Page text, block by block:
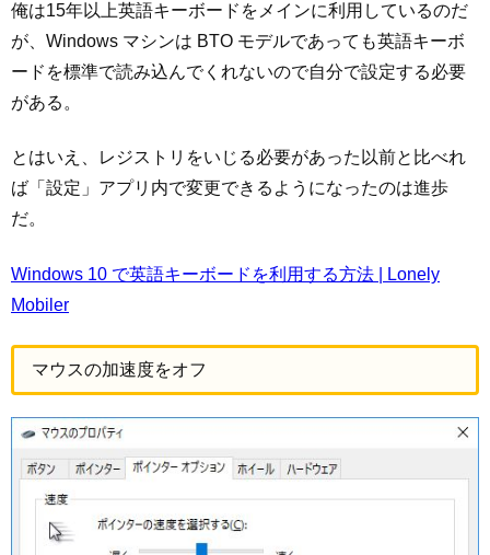
俺は15年以上英語キーボードをメインに利用しているのだ
が、Windows マシンは BTO モデルであっても英語キーボ
ードを標準で読み込んでくれないので自分で設定する必要
がある。
とはいえ、レジストリをいじる必要があった以前と比べれ
ば「設定」アプリ内で変更できるようになったのは進歩
だ。
Windows 10 で英語キーボードを利用する方法 | Lonely
Mobiler
マウスの加速度をオフ